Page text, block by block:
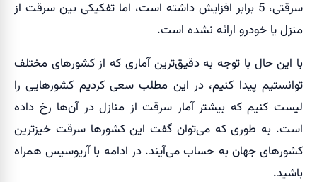
سرقتی، 5 برابر افزایش داشته است، اما تفکیکی بین سرقت از
منزل یا خودرو ارائه نشده است.
با این حال با توجه به دقیق‌ترین آماری که از کشورهای مختلف
توانستیم پیدا کنیم، در این مطلب سعی کردیم کشورهایی را
لیست کنیم که بیشتر آمار سرقت از منازل در آن‌ها رخ داده
است. به طوری که می‌توان گفت این کشورها سرقت خیزترین
کشورهای جهان به حساب می‌آیند. در ادامه با آریوسیس همراه
باشید.